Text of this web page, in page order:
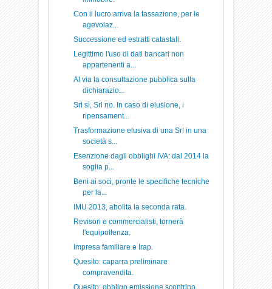
Con il lucro arriva la tassazione, per le
agevolaz...
Successione ed estratti catastali.
Legittimo l'uso di dati bancari non
appartenenti a...
Al via la consultazione pubblica sulla
dichiarazio...
Srl sì, Srl no. In caso di elusione, i
ripensament...
Trasformazione elusiva di una Srl in una
società s...
Esenzione dagli obblighi IVA: dal 2014 la
soglia p...
Beni ai soci, pronte le specifiche tecniche
per la...
IMU 2013, abolita la seconda rata.
Revisori e commercialisti, tornerà
l'equipollenza.
Impresa familiare e Irap.
Quesito: caparra preliminare
compravendita.
Quesito: obbligo emissione scontrino